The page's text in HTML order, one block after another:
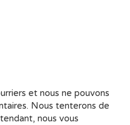
et nous ne pouvons
Nous tenterons de
nous vous